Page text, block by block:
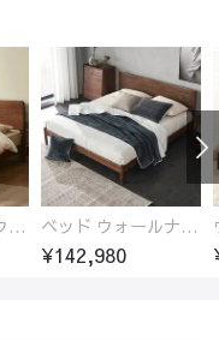
ベッドフレーム ウォールナット無垢材 高品質塗装 ベッド ウォールナットフレーム 通気性 ベッドフレーム すのこ ベッド 木製 ダブル おしゃれ 150*200cm 180*200cm スノコベッド
¥142,980